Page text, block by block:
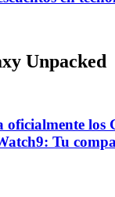
Unpacked
oficialmente los
Tu